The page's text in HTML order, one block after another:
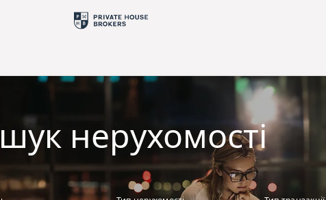
нерухомості